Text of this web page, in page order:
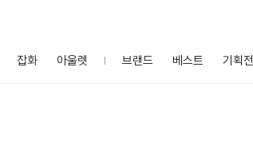
잡화 아울렛 브랜드 베스트 기획전